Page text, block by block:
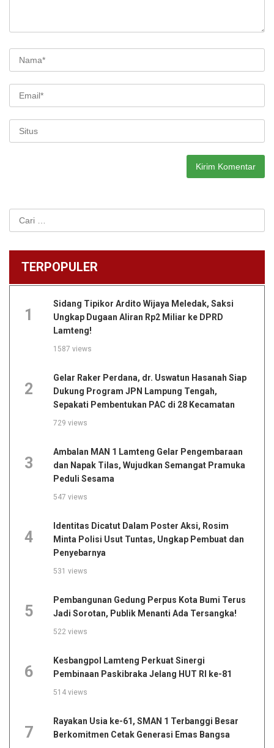
Cari
untuk:
TERPOPULER
1
Sidang Tipikor Ardito Wijaya Meledak, Saksi
Ungkap Dugaan Aliran Rp2 Miliar ke DPRD
Lamteng!
1587 views
2
Gelar Raker Perdana, dr. Uswatun Hasanah Siap
Dukung Program JPN Lampung Tengah,
Sepakati Pembentukan PAC di 28 Kecamatan
729 views
3
Ambalan MAN 1 Lamteng Gelar Pengembaraan
dan Napak Tilas, Wujudkan Semangat Pramuka
Peduli Sesama
547 views
4
Identitas Dicatut Dalam Poster Aksi, Rosim
Minta Polisi Usut Tuntas, Ungkap Pembuat dan
Penyebarnya
531 views
5
Pembangunan Gedung Perpus Kota Bumi Terus
Jadi Sorotan, Publik Menanti Ada Tersangka!
522 views
6
Kesbangpol Lamteng Perkuat Sinergi
Pembinaan Paskibraka Jelang HUT RI ke-81
514 views
7
Rayakan Usia ke-61, SMAN 1 Terbanggi Besar
Berkomitmen Cetak Generasi Emas Bangsa